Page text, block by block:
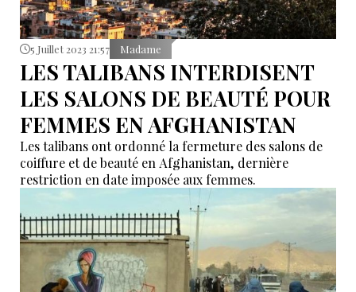
5 Juillet 2023 21:57 Madame
LES TALIBANS INTERDISENT
LES SALONS DE BEAUTÉ POUR
FEMMES EN AFGHANISTAN
Les talibans ont ordonné la fermeture des salons de
coiffure et de beauté en Afghanistan, dernière
restriction en date imposée aux femmes.